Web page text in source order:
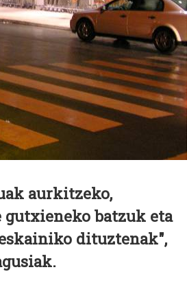
aurkitzeko,
batzuk eta
dituztenak",